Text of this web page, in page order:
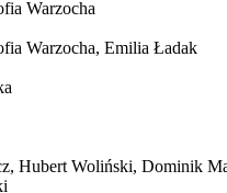
Warzocha
Warzocha, Emilia Ładak
Hubert Woliński, Dominik